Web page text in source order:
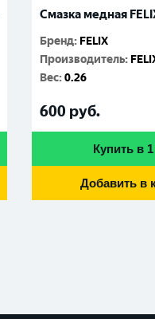
Смазка медная
Бренд: FELIX
Производитель:
Вес:0.26
600 руб.
Купить в
Добавить в